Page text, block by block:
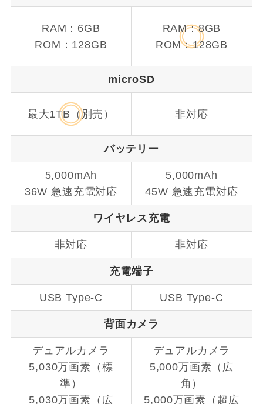
RAM：6GB
ROM：128GB
RAM：8GB
ROM：128GB
microSD
最大1TB（別売） 非対応
バッテリー
5,000mAh
36W 急速充電対応
5,000mAh
45W 急速充電対応
ワイヤレス充電
非対応 非対応
充電端子
USB Type-C USB Type-C
背面カメラ
デュアルカメラ
5,030万画素（標
準）
5,030万画素（広
デュアルカメラ
5,000万画素（広
角）
5,000万画素（超広